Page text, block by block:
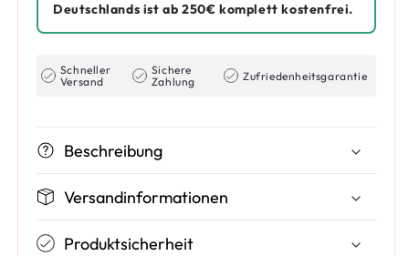
Deutschlands ist ab 250€ komplett kostenfrei.
Schneller
Versand
Sichere
Zahlung
Zufriedenheitsgarantie
Beschreibung
Versandinformationen
Produktsicherheit